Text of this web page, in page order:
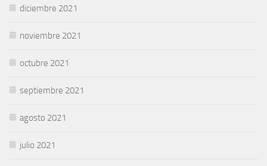
diciembre 2021
noviembre 2021
octubre 2021
septiembre 2021
agosto 2021
julio 2021